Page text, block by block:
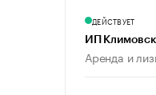
ДЕЙСТВУЕТ
ИП
Аренда и